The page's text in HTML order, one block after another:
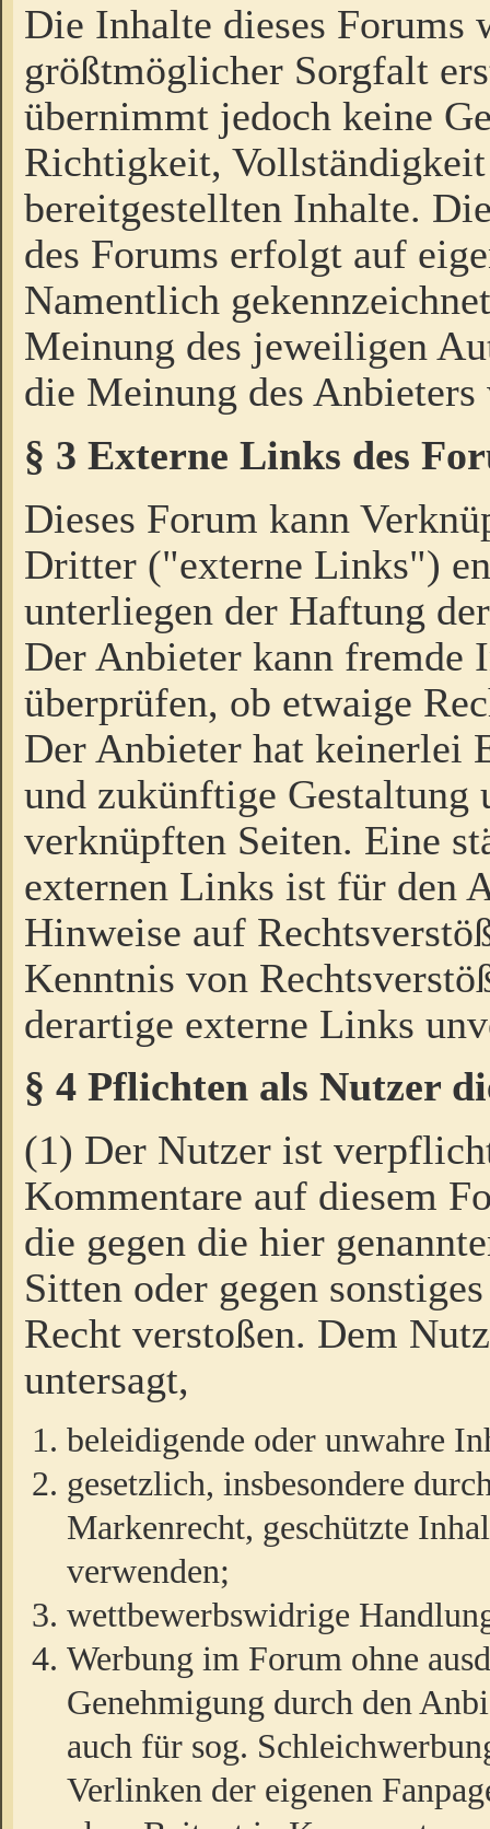
Die Inhalte dieses Forums
größtmöglicher Sorgfalt
übernimmt jedoch keine
Richtigkeit,
bereitgestellten Inhalte.
des Forums erfolgt auf
Namentlich
Meinung des jeweiligen
die Meinung des Anbieters
§ 3 Externe Links des
Dieses Forum kann
Dritter ("externe Links")
unterliegen der Haftung
Der Anbieter kann fremde
überprüfen, ob etwaige
Der Anbieter hat keinerlei
und zukünftige Gestaltung
verknüpften Seiten. Eine
externen Links ist für den
Hinweise auf
Kenntnis von
derartige externe Links
§ 4 Pflichten als Nutzer
(1) Der Nutzer ist
Kommentare auf diesem
die gegen die hier
Sitten oder gegen
Recht verstoßen. Dem
untersagt,
beleidigende oder unwahre
gesetzlich, insbesondere
Markenrecht, geschützte
verwenden;
wettbewerbswidrige
Werbung im Forum ohne
Genehmigung durch den
auch für sog.
Verlinken der eigenen